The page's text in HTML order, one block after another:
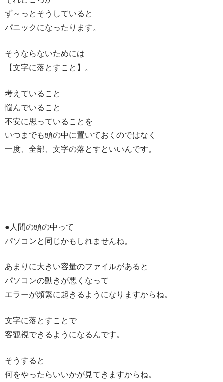
ず～っとそうしていると
パニックになったります。
そうならないためには
【文字に落とすこと】。
考えていること
悩んでいること
不安に思っていることを
いつまでも頭の中に置いておくのではなく
一度、全部、文字の落とすといいんです。
●人間の頭の中って
パソコンと同じかもしれませんね。
あまりに大きい容量のファイルがあると
パソコンの動きが悪くなって
エラーが頻繁に起きるようになりますからね。
文字に落とすことで
客観視できるようになるんです。
そうすると
何をやったらいいかが見てきますからね。